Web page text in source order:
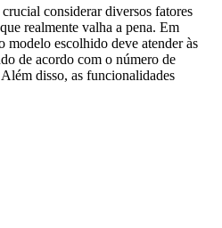
considerar diversos fatores
realmente valha a pena. Em
modelo escolhido deve atender às
de acordo com o número de
disso, as funcionalidades